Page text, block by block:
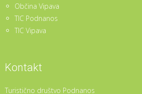
Občina Vipava
TIC Podnanos
TIC Vipava
Kontakt
Turistično društvo Podnanos